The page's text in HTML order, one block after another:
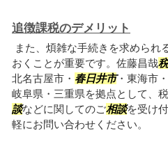
追徴課税のデメリット
また、煩雑な手続きを求められ
おくことが重要です。佐藤昌哉
北名古屋市・ 春日井市・東海市
岐阜県・三重県を拠点として、
談などに関してのご相談を受け
軽にお問い合わせください。